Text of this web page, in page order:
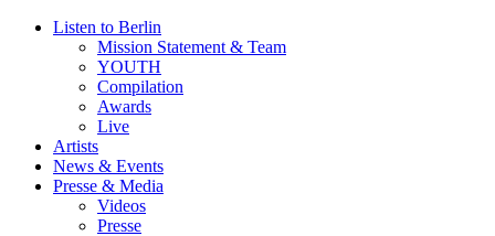
Listen to Berlin
Mission Statement & Team
YOUTH
Compilation
Awards
Live
Artists
News & Events
Presse & Media
Videos
Presse